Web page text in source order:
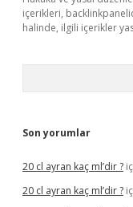
içerikleri,
halinde, ilgili içerikler
Son yorumlar
20 cl ayran kaç ml’dir ?
20 cl ayran kaç ml’dir ?